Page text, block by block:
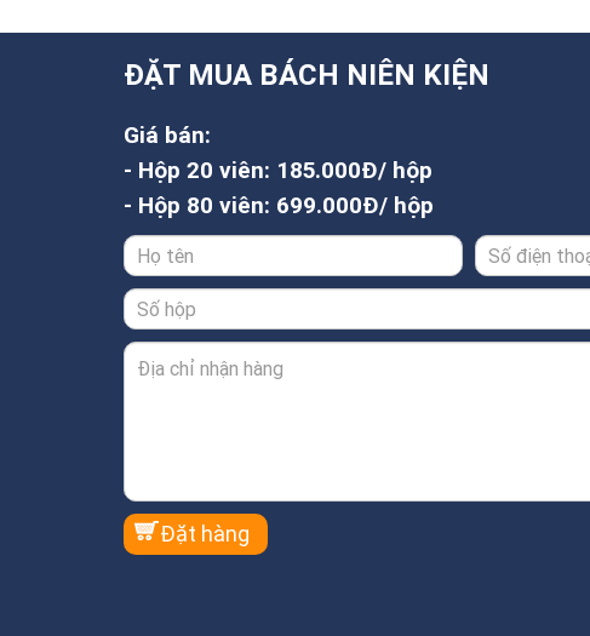
ĐẶT MUA BÁCH NIÊN KIỆN
Giá bán:
- Hộp 20 viên: 185.000Đ/ hộp
- Hộp 80 viên: 699.000Đ/ hộp